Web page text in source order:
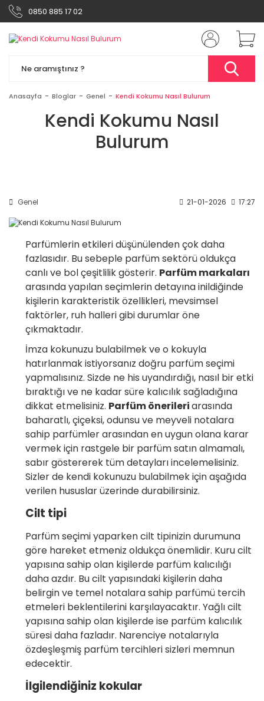
0850 885 17 02
Anasayfa Bloglar Genel Kendi Kokumu Nasıl Bulurum
Kendi Kokumu Nasıl
Bulurum
Genel 21-01-2026 17:27
Parfümlerin etkileri düşünülenden çok daha
fazlasıdır. Bu sebeple parfüm sektörü oldukça
canlı ve bol çeşitlilik gösterir. Parfüm markaları
arasında yapılan seçimlerin detayına inildiğinde
kişilerin karakteristik özellikleri, mevsimsel
faktörler, ruh halleri gibi durumlar öne
çıkmaktadır.
İmza kokunuzu bulabilmek ve o kokuyla
hatırlanmak istiyorsanız doğru parfüm seçimi
yapmalısınız. Sizde ne his uyandırdığı, nasıl bir etki
bıraktığı ve ne kadar süre kalıcılık sağladığına
dikkat etmelisiniz. Parfüm önerileriarasında
baharatlı, çiçeksi, odunsu ve meyveli notalara
sahip parfümler arasından en uygun olana karar
vermek için rastgele bir parfüm satın almamalı,
sabır göstererek tüm detayları incelemelisiniz.
Sizler de kendi kokunuzu bulabilmek için aşağıda
verilen hususlar üzerinde durabilirsiniz.
Cilt tipi
Parfüm seçimi yaparken cilt tipinizin durumuna
göre hareket etmeniz oldukça önemlidir. Kuru cilt
yapısına sahip olan kişilerde parfüm kalıcılığı
daha azdır. Bu cilt yapısındaki kişilerin daha
belirgin ve temel notalara sahip parfümü tercih
etmeleri beklentilerini karşılayacaktır. Yağlı cilt
yapısına sahip olan kişilerde ise parfüm kalıcılık
süresi daha fazladır. Narenciye notalarıyla
özdeşleşmiş parfüm tercihleri sizleri memnun
edecektir.
İlgilendiğiniz kokular